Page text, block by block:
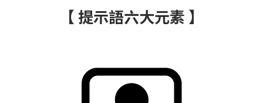
【 提示語六大元素 】